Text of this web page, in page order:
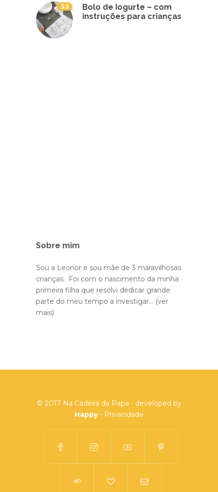
32
Bolo de Iogurte – com
instruções para crianças
Sobre mim
Sou a Leonor e sou mãe de 3 maravilhosas
crianças. Foi com o nascimento da minha
primeira filha que resolvi dedicar grande
parte do meu tempo a investigar... (ver
mais)
© 2017 Na Cadeira da Papa - developed by
Happy- Privacidade